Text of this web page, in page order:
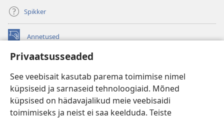
Privaatsusseaded
See veebisait kasutab parema toimimise nimel
küpsiseid ja sarnaseid tehnoloogiaid. Mõned
küpsised on hädavajalikud meie veebisaidi
toimimiseks ja neist ei saa keelduda. Teiste
Spikker
Annetused
(avab
akna)
uue
akna) JW Hub
(avab
uue
akna) JW Library